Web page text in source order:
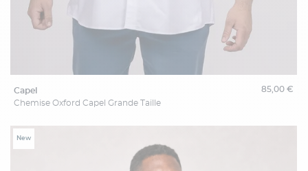
capel
Chemise Oxford Capel Grande Taille
85,00 €
New